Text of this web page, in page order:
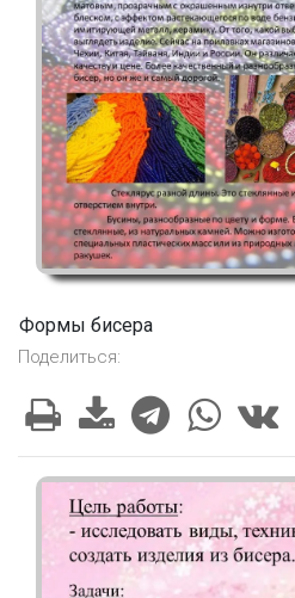
Формы бисера
Поделиться: